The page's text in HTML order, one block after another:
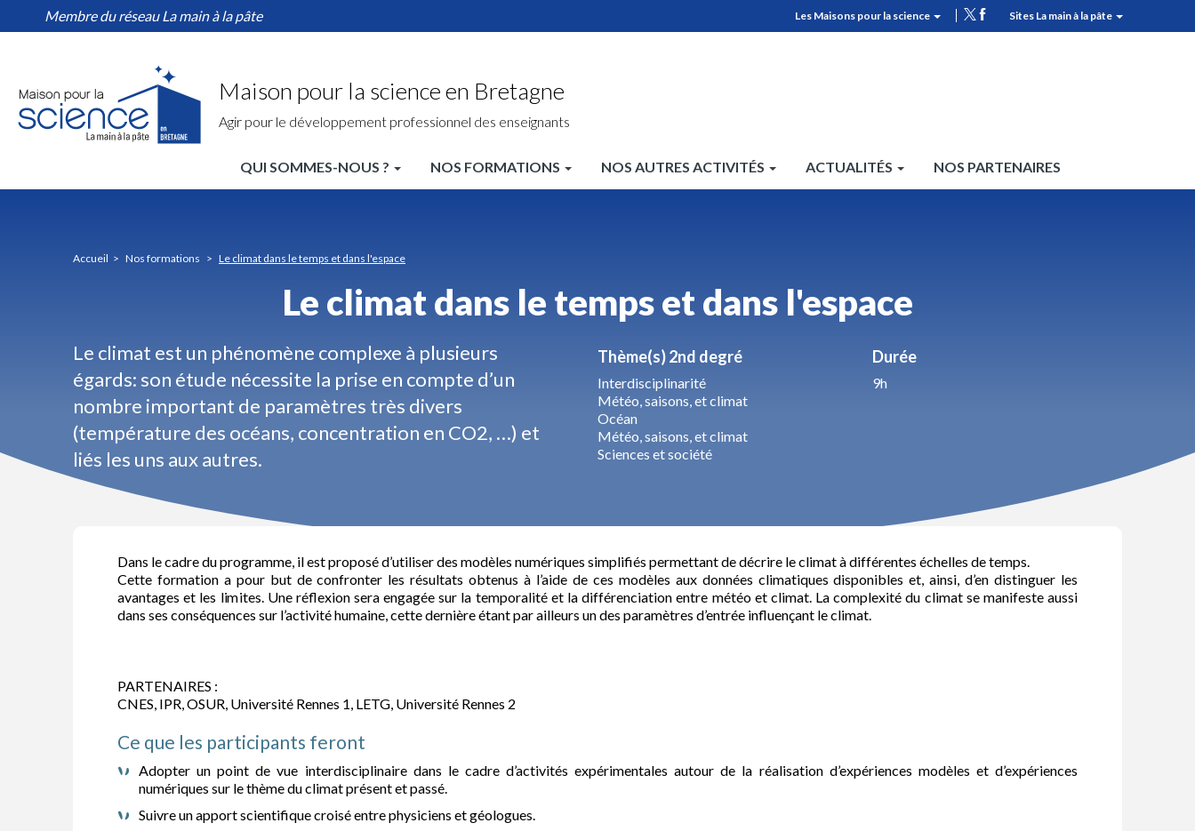
dans
l'espace
Membre du réseau La main à la pâte
MPLS
Les Maisons pour la science Sites La main à la pâte
Maison pour la science en Bretagne
Agir pour le développement professionnel des enseignants
MPLS
Nav
principale
QUI SOMMES-NOUS ? NOS FORMATIONS NOS AUTRES ACTIVITÉS ACTUALITÉS NOS PARTENAIRES
Accueil Nos formations Le climat dans le temps et dans l'espace
Le climat dans le temps et dans l'espace
Le climat est un phénomène complexe à plusieurs
égards: son étude nécessite la prise en compte d’un
nombre important de paramètres très divers
(température des océans, concentration en CO2, …) et
liés les uns aux autres.
Thème(s) 2nd degré
Interdisciplinarité
Météo, saisons, et climat
Océan
Météo, saisons, et climat
Sciences et société
Durée
9h
Dans le cadre du programme, il est proposé d’utiliser des modèles numériques simplifiés permettant de décrire le climat à différentes échelles de temps.
Cette formation a pour but de confronter les résultats obtenus à l’aide de ces modèles aux données climatiques disponibles et, ainsi, d’en distinguer les
avantages et les limites. Une réflexion sera engagée sur la temporalité et la différenciation entre météo et climat. La complexité du climat se manifeste aussi
dans ses conséquences sur l’activité humaine, cette dernière étant par ailleurs un des paramètres d’entrée influençant le climat.
PARTENAIRES :
CNES, IPR, OSUR, Université Rennes 1, LETG, Université Rennes 2
Ce que les participants feront
Adopter un point de vue interdisciplinaire dans le cadre d’activités expérimentales autour de la réalisation d’expériences modèles et d’expériences
numériques sur le thème du climat présent et passé.
Suivre un apport scientifique croisé entre physiciens et géologues.